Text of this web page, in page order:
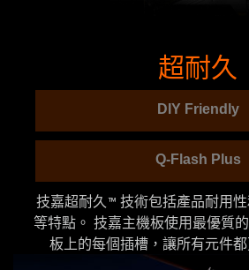
超耐久
DIY Friendly
Q-Flash Plus
技嘉超耐久™ 技術包括產品耐用
等特點。 技嘉主機板使用最優質
板上的每個插槽，讓所有元件